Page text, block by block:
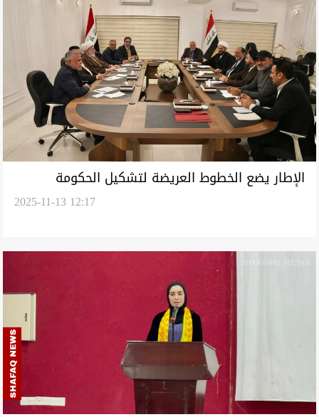
الإطار يضع الخطوط العريضة لتشكيل الحكومة
العراقية ويرتقب موقف الصدر من الولاية الثانية
2025-11-13 12:17